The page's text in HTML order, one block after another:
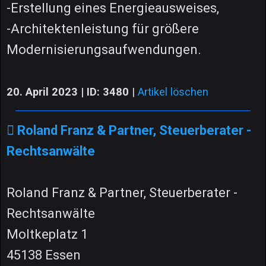
-Erstellung eines Energieausweises,
-Architektenleistung für größere
Modernisierungsaufwendungen.
20. April 2023 | ID: 3480 | Artikel löschen
Roland Franz & Partner, Steuerberater -
Rechtsanwälte
Roland Franz & Partner, Steuerberater -
Rechtsanwälte
Moltkeplatz 1
45138 Essen